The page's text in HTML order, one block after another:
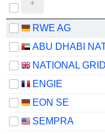
RWE AG
NATIONAL
ENGIE
EON SE
SEMPRA